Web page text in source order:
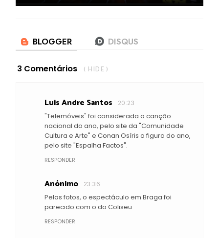
3 Comentários ( HIDE )
Luis Andre Santos 20:23
"Telemóveis" foi considerada a canção
nacional do ano, pelo site da "Comunidade
Cultura e Arte" e Conan Osíris a figura do ano,
pelo site "Espalha Factos".
RESPONDER
Anónimo 23:36
Pelas fotos, o espectáculo em Braga foi
parecido com o do Coliseu
RESPONDER